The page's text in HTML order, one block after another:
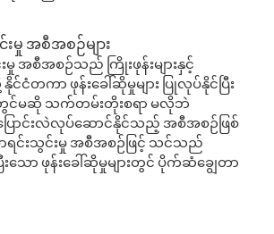
မှု အစီအစဉ်များ
မှု အစီအစဉ်သည် ကြိုးဖုန်းများနှင့်
နိုင်ငံတကာ ဖုန်းခေါ်ဆိုမှုများ ပြုလုပ်နိုင်ပြီး
မဆို သက်တမ်းတိုးစရာ မလိုဘဲ
ောင်းလဲလုပ်ဆောင်နိုင်သည့် အစီအစဉ်ဖြစ်
ရင်းသွင်းမှု အစီအစဉ်ဖြင့် သင်သည်
သော ဖုန်းခေါ်ဆိုမှုများတွင် ပိုက်ဆံချွေတာ